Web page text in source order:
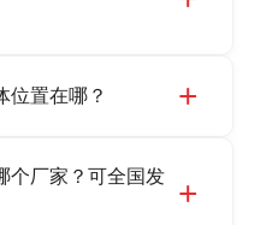
式服务，主营
均配有正规第三方检测
，地址迎宾大街 9
位置在哪？
大街 9 号，是专业隔震
铅芯、LNR 天然、
个厂家？可全国发